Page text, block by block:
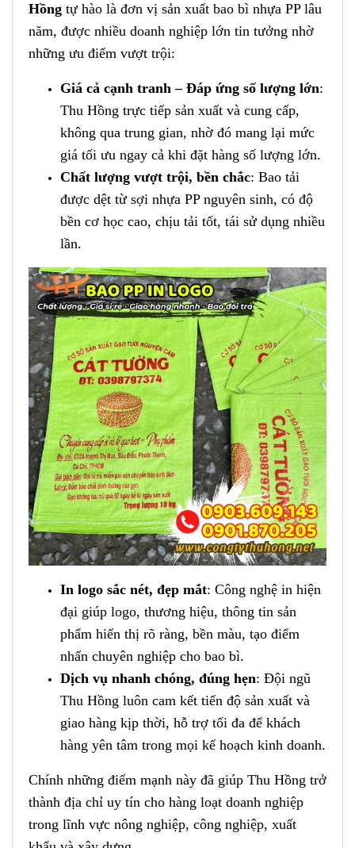
Hồng tự hào là đơn vị sản xuất bao bì nhựa PP lâu
năm, được nhiều doanh nghiệp lớn tin tưởng nhờ
những ưu điểm vượt trội:
Giá cả cạnh tranh – Đáp ứng số lượng lớn:
Thu Hồng trực tiếp sản xuất và cung cấp,
không qua trung gian, nhờ đó mang lại mức
giá tối ưu ngay cả khi đặt hàng số lượng lớn.
Chất lượng vượt trội, bền chắc: Bao tải
được dệt từ sợi nhựa PP nguyên sinh, có độ
bền cơ học cao, chịu tải tốt, tái sử dụng nhiều
lần.
In logo sắc nét, đẹp mắt: Công nghệ in hiện
đại giúp logo, thương hiệu, thông tin sản
phẩm hiển thị rõ ràng, bền màu, tạo điểm
nhấn chuyên nghiệp cho bao bì.
Dịch vụ nhanh chóng, đúng hẹn: Đội ngũ
Thu Hồng luôn cam kết tiến độ sản xuất và
giao hàng kịp thời, hỗ trợ tối đa để khách
hàng yên tâm trong mọi kế hoạch kinh doanh.
Chính những điểm mạnh này đã giúp Thu Hồng trở
thành địa chỉ uy tín cho hàng loạt doanh nghiệp
trong lĩnh vực nông nghiệp, công nghiệp, xuất